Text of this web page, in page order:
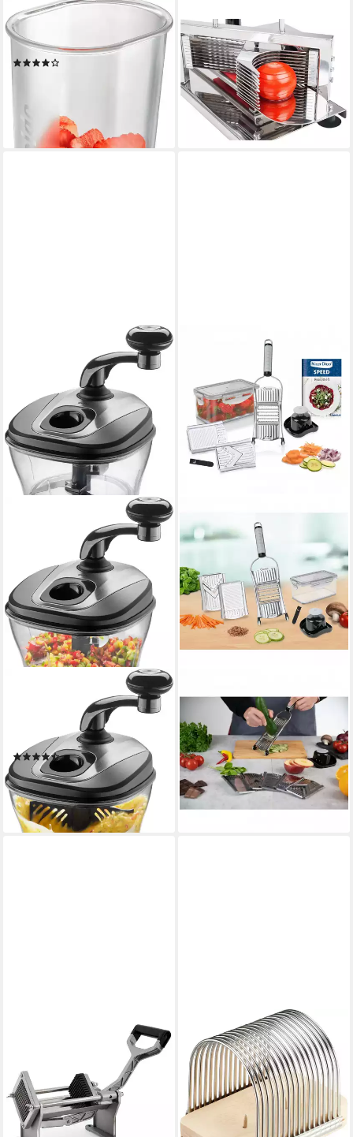
GEFU
Gemüse-Scheibenschneider
Rapido, Mit Spezialmessern
lieferbar - in 1-2 Werktagen bei dir
Gemüseschneider
Tomatenschneider Edelstahl
10 Klingen 5,5 mm
Gemüseteiler Gastro Profi
100,00 €
9,13 €mtl. in 12 Raten
lieferbar - in 4-5 Werktagen bei dir
Zerkleinerer SPINO
manuell Betriebsart
(34)
32,95 € UVP42,95 €
-23%
lieferbar - in 1-2 Werktagen bei dir
Gemüseschneider Nicer Dicer
Speed
0,55 l Kapazität
manuell Betriebsart
44,94 € UVP59,95 €
-25%